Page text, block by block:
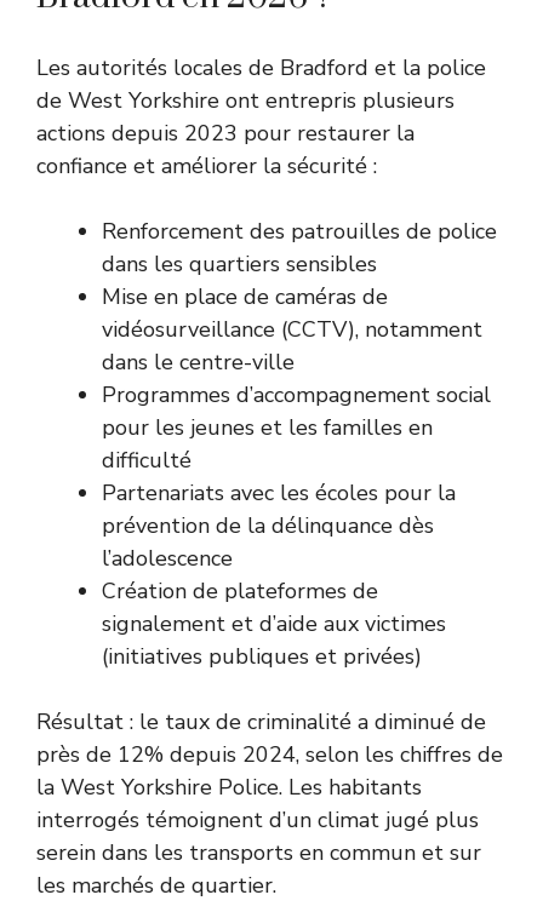
Les autorités locales de Bradford et la police
de West Yorkshire ont entrepris plusieurs
actions depuis 2023 pour restaurer la
confiance et améliorer la sécurité :
Renforcement des patrouilles de police
dans les quartiers sensibles
Mise en place de caméras de
vidéosurveillance (CCTV), notamment
dans le centre-ville
Programmes d’accompagnement social
pour les jeunes et les familles en
difficulté
Partenariats avec les écoles pour la
prévention de la délinquance dès
l’adolescence
Création de plateformes de
signalement et d’aide aux victimes
(initiatives publiques et privées)
Résultat : le taux de criminalité a diminué de
près de 12% depuis 2024, selon les chiffres de
la West Yorkshire Police. Les habitants
interrogés témoignent d’un climat jugé plus
serein dans les transports en commun et sur
les marchés de quartier.